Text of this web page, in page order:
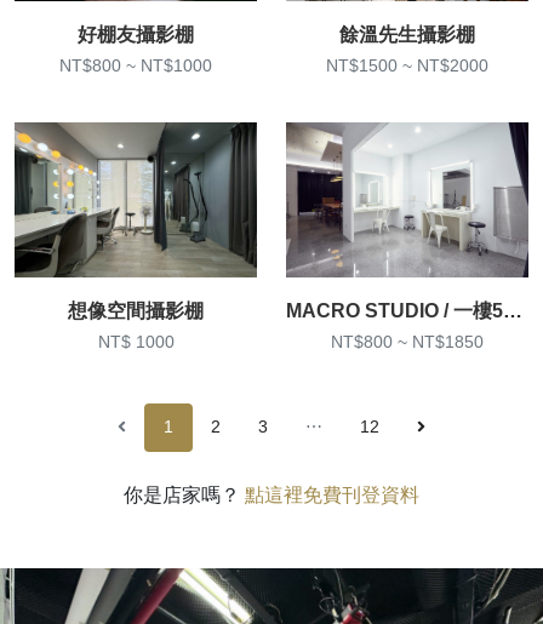
好棚友攝影棚
NT$800 ~ NT$1000
餘溫先生攝影棚
NT$1500 ~ NT$2000
想像空間攝影棚
NT$ 1000
MACRO STUDIO / 一樓50坪大空間攝影棚
NT$800 ~ NT$1850
1 2 3 ⋯ 12
你是店家嗎？ 點這裡免費刊登資料